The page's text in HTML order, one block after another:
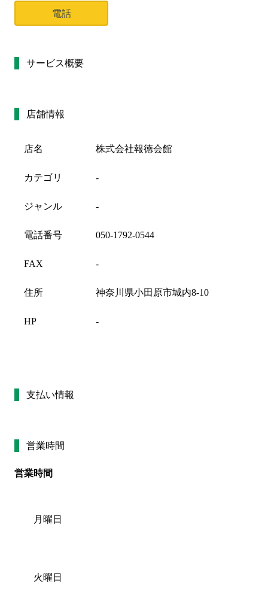
電話
サービス概要
店舗情報
店名 株式会社報徳会館
カテゴリ -
ジャンル -
電話番号 050-1792-0544
FAX -
住所 神奈川県小田原市城内8-10
HP -
支払い情報
営業時間
営業時間
月曜日
火曜日